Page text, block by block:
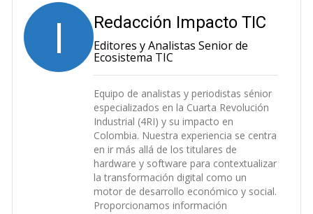
I Redacción Impacto TIC
Editores y Analistas Senior de
Ecosistema TIC
Equipo de analistas y periodistas sénior
especializados en la Cuarta Revolución
Industrial (4RI) y su impacto en
Colombia. Nuestra experiencia se centra
en ir más allá de los titulares de
hardware y software para contextualizar
la transformación digital como un
motor de desarrollo económico y social.
Proporcionamos información